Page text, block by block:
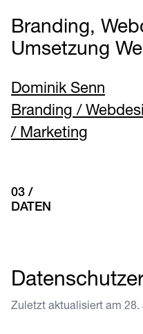
Branding,
Umsetzung
Dominik Senn
Branding /
/ Marketing
03 /
DATEN
Zuletzt aktualisiert am 28.